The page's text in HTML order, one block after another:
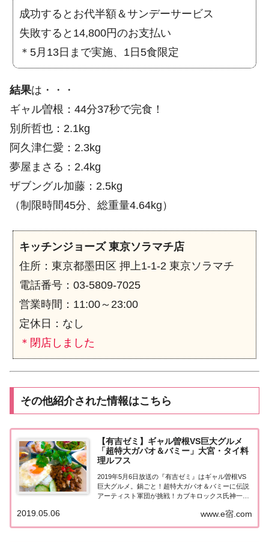
成功するとお代半額＆サンデーサービス
失敗すると14,800円のお支払い
＊5月13日まで実施、1日5食限定
結果は・・・
ギャル曽根：44分37秒で完食！
別所哲也：2.1kg
阿久津仁愛：2.3kg
夢屋まさる：2.4kg
ザブングル加藤：2.5kg
（制限時間45分、総重量4.64kg）
キッチンジョーズ 東京ソラマチ店
住所：東京都墨田区 押上1-1-2 東京ソラマチ
電話番号：03-5809-7025
営業時間：11:00～23:00
定休日：なし
＊閉店しました
その他紹介された情報はこちら
【有吉ゼミ】ギャル曽根VS巨大グルメ
「超特大ガパオ＆バミー」大宮・タイ料
理ルフス
2019年5月6日放送の『有吉ゼミ』はギャル曽根VS
巨大グルメ。鍋ごと！超特大ガパオ＆バミーに伝説
アーティスト軍団が挑戦！カブキロックス氏神一
が奇跡を！？紹介された情報はこちら！ギャル曽根
VS巨大グルメ4.2kg超！超特大ガパオ＆バ...
www.e宿.com
2019.05.06